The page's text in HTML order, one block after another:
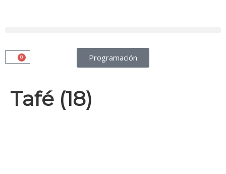
Programación
0
Tafé (18)